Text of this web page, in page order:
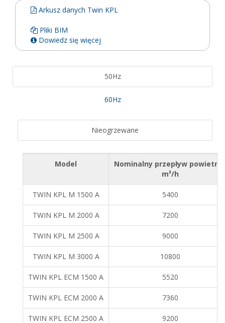
Arkusz danych Twin KPL
Pliki BIM
Dowiedz się więcej
50Hz
60Hz
Nieogrzewane
Model
Nominalny przepływ
m³/h
TWIN KPL M 1500 A 5400
TWIN KPL M 2000 A 7200
TWIN KPL M 2500 A 9000
TWIN KPL M 3000 A 10800
TWIN KPL ECM 1500 A 5520
TWIN KPL ECM 2000 A 7360
TWIN KPL ECM 2500 A 9200